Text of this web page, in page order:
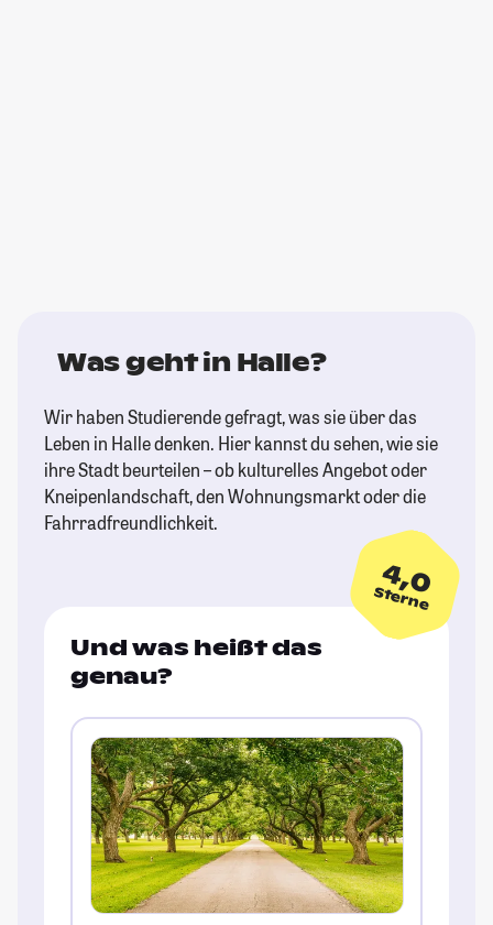
Was geht in Halle?
Wir haben Studierende gefragt, was sie über das
Leben in Halle denken. Hier kannst du sehen, wie sie
ihre Stadt beurteilen – ob kulturelles Angebot oder
Kneipenlandschaft, den Wohnungsmarkt oder die
Fahrradfreundlichkeit.
4,0
Sterne
Und was heißt das
genau?